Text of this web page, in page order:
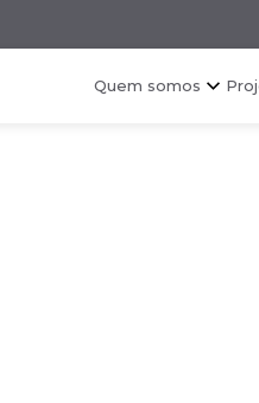
Quem somos